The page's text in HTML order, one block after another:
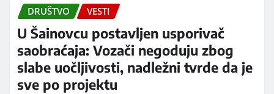
DRUŠTVO VESTI
U Šainovcu postavljen usporivač
saobraćaja: Vozači negoduju zbog
slabe uočljivosti, nadležni tvrde da je
sve po projektu